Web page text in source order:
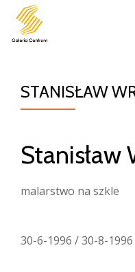
Przejdź
STANISŁAW
Stanisław
malarstwo na szkle
30-6-1996 / 30-8-1996